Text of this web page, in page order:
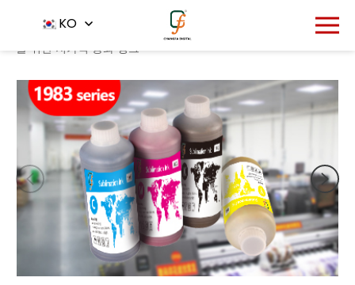
KO
제품
색깔 CMYK 1983 Serie 승화 종이
를 위한 저가격 승화 잉크